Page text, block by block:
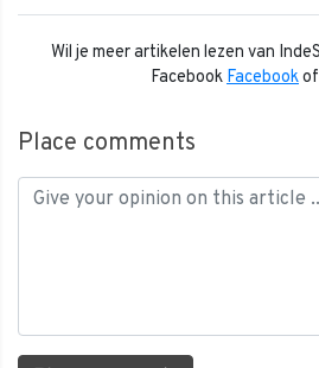
Wil je meer artikelen lezen van
FacebookFacebookof
Place comments